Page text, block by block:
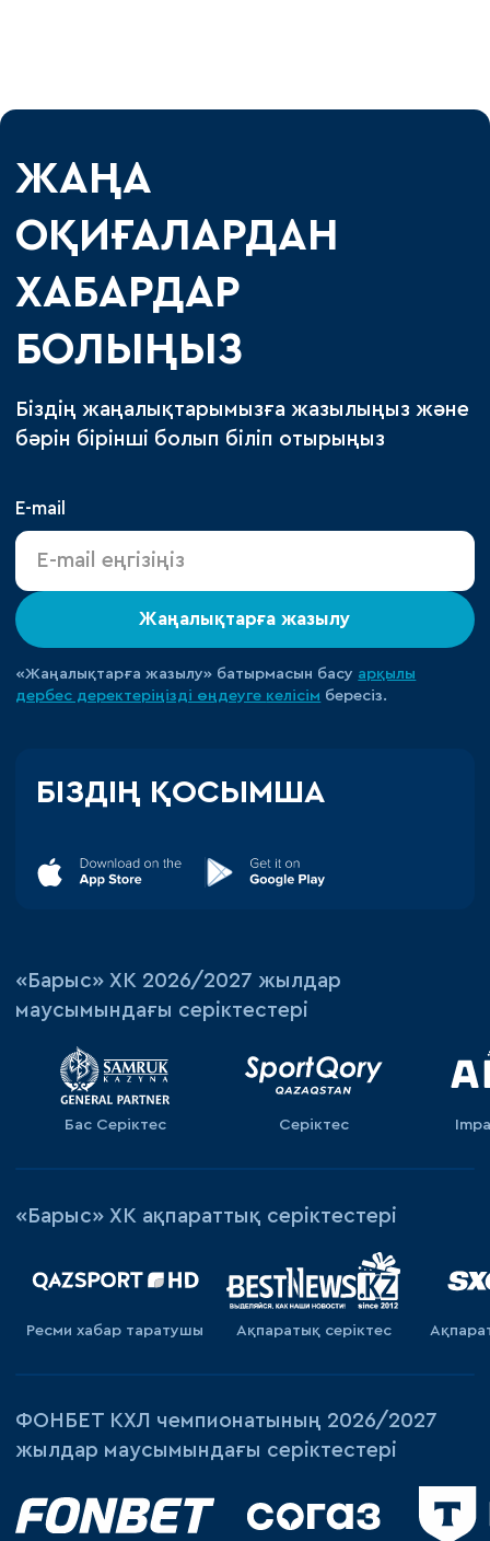
ЖАҢА
ОҚИҒАЛАРДАН
ХАБАРДАР
БОЛЫҢЫЗ
Біздің жаңалықтарымызға жазылыңыз және
бәрін бірінші болып біліп отырыңыз
E-mail
Жаңалықтарға жазылу
«Жаңалықтарға жазылу» батырмасын басу арқылы
дербес деректеріңізді өңдеуге келісім бересіз.
БІЗДІҢ ҚОСЫМША
«‎Барыс»‎ ХК 2026/2027 жылдар
маусымындағы серіктестері
Бас Серіктес Серіктес
«Барыс» ХК ақпараттық серіктестері
Ресми хабар таратушы Ақпаратық серiктес
ФОНБЕТ КХЛ чемпионатының 2026/2027
жылдар маусымындағы серіктестері